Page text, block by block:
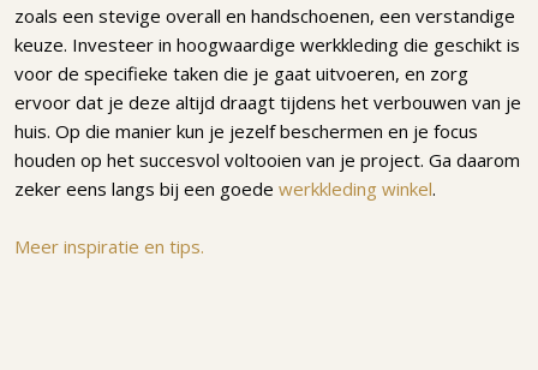
zoals een stevige overall en handschoenen, een verstandige
keuze. Investeer in hoogwaardige werkkleding die geschikt is
voor de specifieke taken die je gaat uitvoeren, en zorg
ervoor dat je deze altijd draagt tijdens het verbouwen van je
huis. Op die manier kun je jezelf beschermen en je focus
houden op het succesvol voltooien van je project. Ga daarom
zeker eens langs bij een goede werkkleding winkel.
Meer inspiratie en tips.